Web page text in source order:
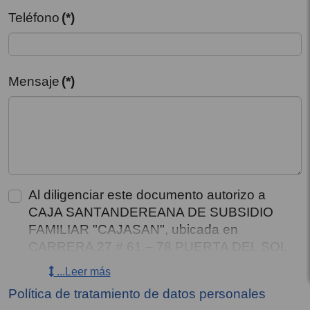
Teléfono (*)
Mensaje (*)
Al diligenciar este documento autorizo a
CAJA SANTANDEREANA DE SUBSIDIO
FAMILIAR "CAJASAN", ubicada en
CARRERA 27 # 61 – 78 PUERTA DEL SOL
y con teléfono de contacto 6434444, para
que recolecte, almacene, use, circule y/o
suprima mis datos personales y los de mis
...Leer más
Política de tratamiento de datos personales